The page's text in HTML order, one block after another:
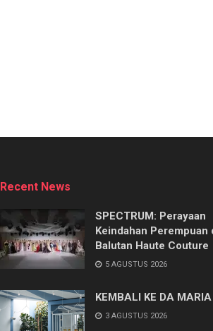
Recent News
SPECTRUM: Perayaan
Keindahan Perempuan
Balutan Haute Couture
5 AGUSTUS 2026
KEMBALI KE DA MARIA
3 AGUSTUS 2026